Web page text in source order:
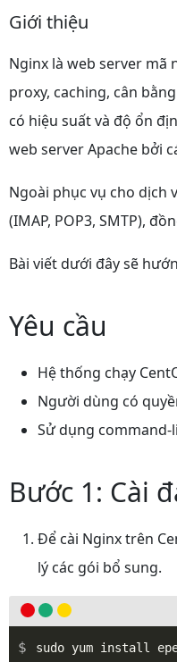
Giới thiệu
Nginx là web server mã
proxy, caching, cân
có hiệu suất và độ ổn
web server Apache bởi
Ngoài phục vụ cho dịch
(IMAP, POP3, SMTP),
Bài viết dưới đây sẽ
Yêu cầu
Hệ thống chạy
Người dùng có
Sử dụng
Bước 1: Cài
Để cài Nginx trên
lý các gói bổ sung.